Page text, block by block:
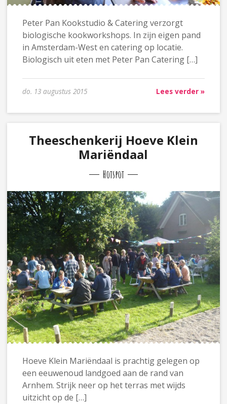
Peter Pan Kookstudio & Catering verzorgt
biologische kookworkshops. In zijn eigen pand
in Amsterdam-West en catering op locatie.
Biologisch uit eten met Peter Pan Catering […]
do. 13 augustus 2015 Lees verder »
Theeschenkerij Hoeve Klein
Mariëndaal
Hotspot
Hoeve Klein Mariëndaal is prachtig gelegen op
een eeuwenoud landgoed aan de rand van
Arnhem. Strijk neer op het terras met wijds
uitzicht op de […]